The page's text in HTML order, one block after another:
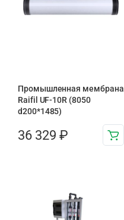
Промышленная мембрана
Raifil UF-10R (8050
d200*1485)
36 329 ₽